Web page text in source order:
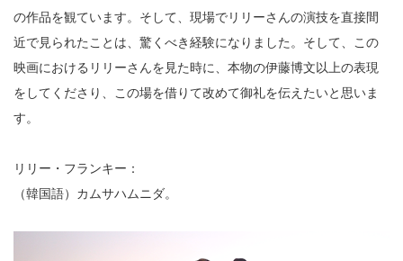
の作品を観ています。そして、現場でリリーさんの演技を直接間
近で見られたことは、驚くべき経験になりました。そして、この
映画におけるリリーさんを見た時に、本物の伊藤博文以上の表現
をしてくださり、この場を借りて改めて御礼を伝えたいと思いま
す。
リリー・フランキー：
（韓国語）カムサハムニダ。